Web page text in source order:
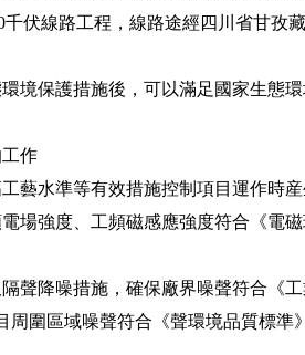
線路工程，線路途經四川省甘孜
保護措施後，可以滿足國家生態環
作
水準等有效措施控制項目運作時産
場強度、工頻磁感應強度符合《電
降噪措施，確保廠界噪聲符合《工
周圍區域噪聲符合《聲環境品質標